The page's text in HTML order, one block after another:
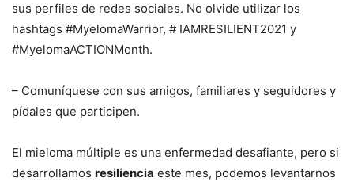
sus perfiles de redes sociales. No olvide utilizar los
hashtags #MyelomaWarrior, # IAMRESILIENT2021 y
#MyelomaACTIONMonth.
– Comuníquese con sus amigos, familiares y seguidores y
pídales que participen.
El mieloma múltiple es una enfermedad desafiante, pero si
desarrollamos resiliencia este mes, podemos levantarnos